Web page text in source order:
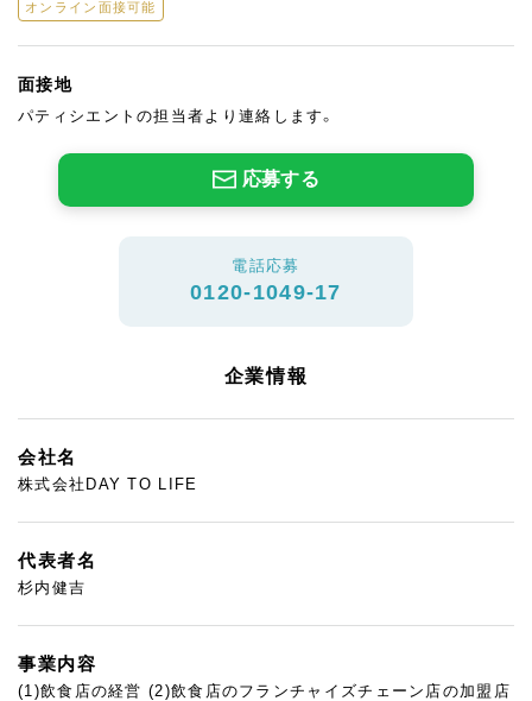
オンライン面接可能
面接地
パティシエントの担当者より連絡します。
応募する
電話応募
0120-1049-17
企業情報
会社名
株式会社DAY TO LIFE
代表者名
杉内健吉
事業内容
(1)飲食店の経営 (2)飲食店のフランチャイズチェーン店の加盟店